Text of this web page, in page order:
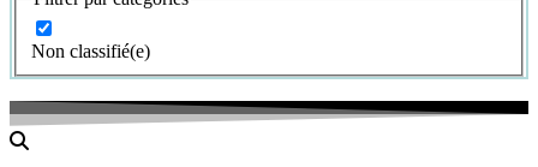
Non classifié(e)